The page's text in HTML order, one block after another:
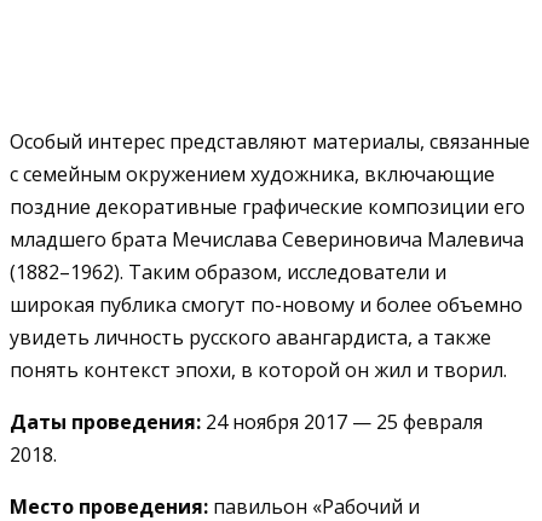
Особый интерес представляют материалы, связанные
с семейным окружением художника, включающие
поздние декоративные графические композиции его
младшего брата Мечислава Севериновича Малевича
(1882–1962). Таким образом, исследователи и
широкая публика смогут по-новому и более объемно
увидеть личность русского авангардиста, а также
понять контекст эпохи, в которой он жил и творил.
Даты проведения: 24 ноября 2017 — 25 февраля
2018.
Место проведения: павильон «Рабочий и